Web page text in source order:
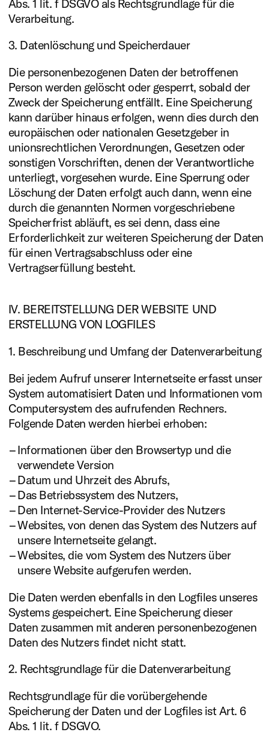
Abs. 1 lit. f DSGVO als Rechtsgrundlage für die
Verarbeitung.
3. Datenlöschung und Speicherdauer
Die personenbezogenen Daten der betroffenen
Person werden gelöscht oder gesperrt, sobald der
Zweck der Speicherung entfällt. Eine Speicherung
kann darüber hinaus erfolgen, wenn dies durch den
europäischen oder nationalen Gesetzgeber in
unionsrechtlichen Verordnungen, Gesetzen oder
sonstigen Vorschriften, denen der Verantwortliche
unterliegt, vorgesehen wurde. Eine Sperrung oder
Löschung der Daten erfolgt auch dann, wenn eine
durch die genannten Normen vorgeschriebene
Speicherfrist abläuft, es sei denn, dass eine
Erforderlichkeit zur weiteren Speicherung der Daten
für einen Vertragsabschluss oder eine
Vertragserfüllung besteht.
IV. BEREITSTELLUNG DER WEBSITE UND
ERSTELLUNG VON LOGFILES
1. Beschreibung und Umfang der Datenverarbeitung
Bei jedem Aufruf unserer Internetseite erfasst unser
System automatisiert Daten und Informationen vom
Computersystem des aufrufenden Rechners.
Folgende Daten werden hierbei erhoben:
Informationen über den Browsertyp und die
verwendete Version
Datum und Uhrzeit des Abrufs,
Das Betriebssystem des Nutzers,
Den Internet-Service-Provider des Nutzers
Websites, von denen das System des Nutzers auf
unsere Internetseite gelangt.
Websites, die vom System des Nutzers über
unsere Website aufgerufen werden.
Die Daten werden ebenfalls in den Logfiles unseres
Systems gespeichert. Eine Speicherung dieser
Daten zusammen mit anderen personenbezogenen
Daten des Nutzers findet nicht statt.
2. Rechtsgrundlage für die Datenverarbeitung
Rechtsgrundlage für die vorübergehende
Speicherung der Daten und der Logfiles ist Art. 6
Abs. 1 lit. f DSGVO.